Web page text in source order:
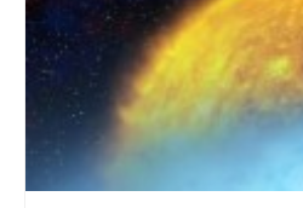
στην πλούσια σε μεθάνιο